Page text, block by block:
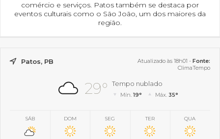
comércio e serviços. Patos também se destaca por
eventos culturais como o São João, um dos maiores da
região.
Patos, PB Atualizado às 18h01 - Fonte:
ClimaTempo
29° Tempo nublado
Mín.19° Máx. 35°
SÁB DOM SEG TER QUA